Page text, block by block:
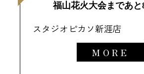
福山花火大会まであと
スタジオピカソ新涯店
MORE